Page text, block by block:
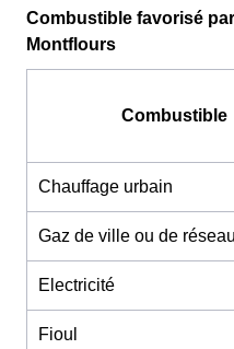
Combustible favorisé
Montflours
Combustible
Chauffage urbain
Gaz de ville ou de réseau
Electricité
Fioul